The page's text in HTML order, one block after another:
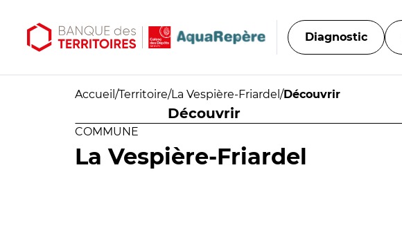
Diagnostic
Accueil /Territoire/La Vespière-Friardel /Découvrir
Découvrir
COMMUNE
La Vespière-Friardel